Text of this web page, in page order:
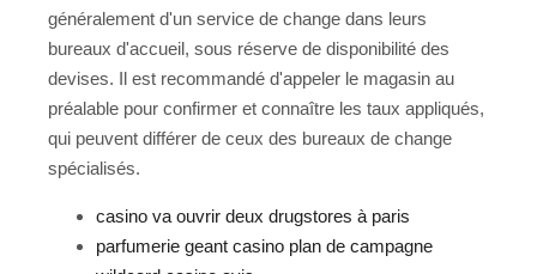
généralement d'un service de change dans leurs
bureaux d'accueil, sous réserve de disponibilité des
devises. Il est recommandé d'appeler le magasin au
préalable pour confirmer et connaître les taux appliqués,
qui peuvent différer de ceux des bureaux de change
spécialisés.
casino va ouvrir deux drugstores à paris
parfumerie geant casino plan de campagne